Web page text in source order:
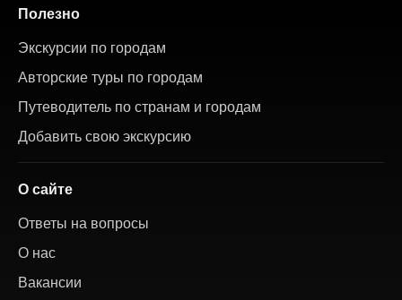
Полезно
Экскурсии по городам
Авторские туры по городам
Путеводитель по странам и городам
Добавить свою экскурсию
О сайте
Ответы на вопросы
О нас
Вакансии